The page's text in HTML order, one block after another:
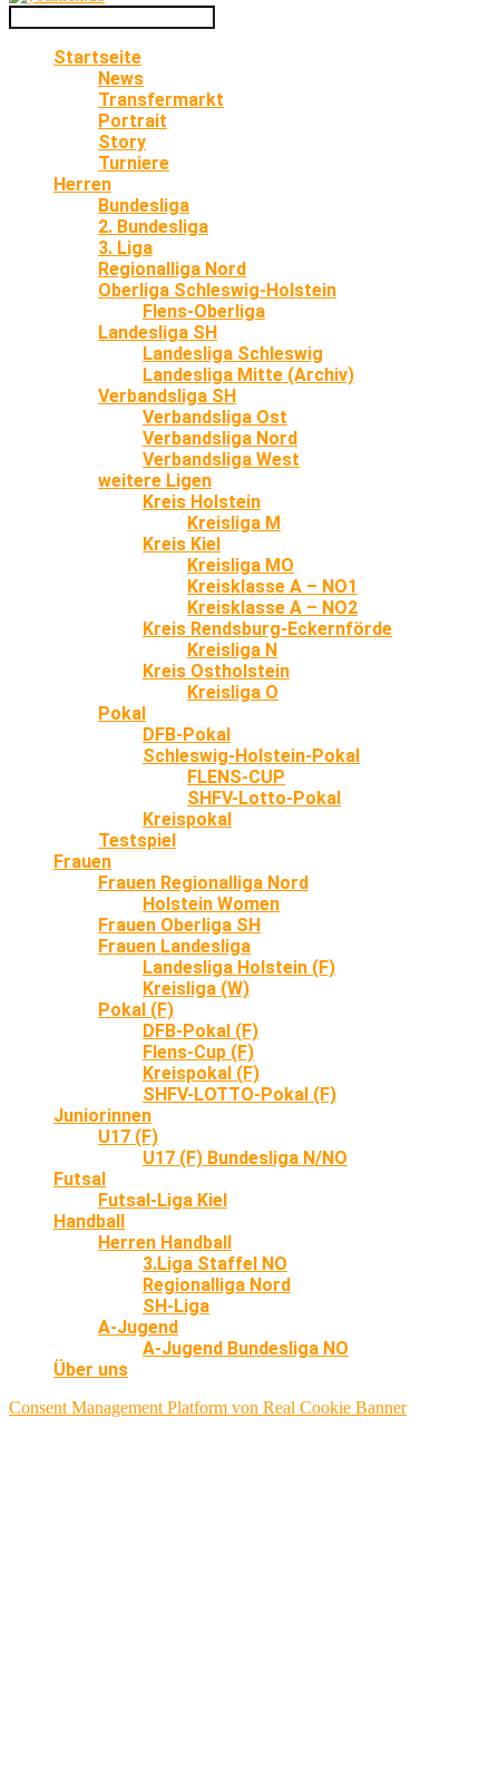
Startseite
News
Transfermarkt
Portrait
Story
Turniere
Herren
Bundesliga
2. Bundesliga
3. Liga
Regionalliga Nord
Oberliga Schleswig-Holstein
Flens-Oberliga
Landesliga SH
Landesliga Schleswig
Landesliga Mitte (Archiv)
Verbandsliga SH
Verbandsliga Ost
Verbandsliga Nord
Verbandsliga West
weitere Ligen
Kreis Holstein
Kreisliga M
Kreis Kiel
Kreisliga MO
Kreisklasse A – NO1
Kreisklasse A – NO2
Kreis Rendsburg-Eckernförde
Kreisliga N
Kreis Ostholstein
Kreisliga O
Pokal
DFB-Pokal
Schleswig-Holstein-Pokal
FLENS-CUP
SHFV-Lotto-Pokal
Kreispokal
Testspiel
Frauen
Frauen Regionalliga Nord
Holstein Women
Frauen Oberliga SH
Frauen Landesliga
Landesliga Holstein (F)
Kreisliga (W)
Pokal (F)
DFB-Pokal (F)
Flens-Cup (F)
Kreispokal (F)
SHFV-LOTTO-Pokal (F)
Juniorinnen
U17 (F)
U17 (F) Bundesliga N/NO
Futsal
Futsal-Liga Kiel
Handball
Herren Handball
3.Liga Staffel NO
Regionalliga Nord
SH-Liga
A-Jugend
A-Jugend Bundesliga NO
Über uns
Consent Management Platform von Real Cookie Banner